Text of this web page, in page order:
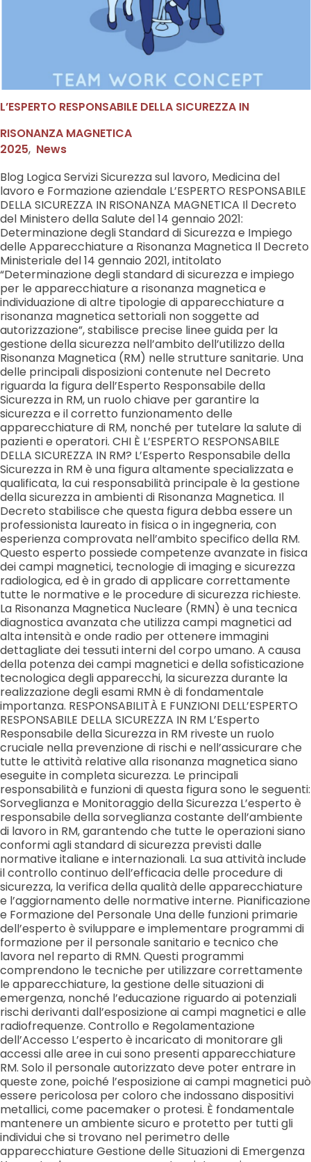
L’ESPERTO RESPONSABILE DELLA SICUREZZA IN
RISONANZA MAGNETICA
2025, News
Blog Logica Servizi Sicurezza sul lavoro, Medicina del
lavoro e Formazione aziendale L’ESPERTO RESPONSABILE
DELLA SICUREZZA IN RISONANZA MAGNETICA Il Decreto
del Ministero della Salute del 14 gennaio 2021:
Determinazione degli Standard di Sicurezza e Impiego
delle Apparecchiature a Risonanza Magnetica Il Decreto
Ministeriale del 14 gennaio 2021, intitolato
“Determinazione degli standard di sicurezza e impiego
per le apparecchiature a risonanza magnetica e
individuazione di altre tipologie di apparecchiature a
risonanza magnetica settoriali non soggette ad
autorizzazione”, stabilisce precise linee guida per la
gestione della sicurezza nell’ambito dell’utilizzo della
Risonanza Magnetica (RM) nelle strutture sanitarie. Una
delle principali disposizioni contenute nel Decreto
riguarda la figura dell’Esperto Responsabile della
Sicurezza in RM, un ruolo chiave per garantire la
sicurezza e il corretto funzionamento delle
apparecchiature di RM, nonché per tutelare la salute di
pazienti e operatori. CHI È L’ESPERTO RESPONSABILE
DELLA SICUREZZA IN RM? L’Esperto Responsabile della
Sicurezza in RM è una figura altamente specializzata e
qualificata, la cui responsabilità principale è la gestione
della sicurezza in ambienti di Risonanza Magnetica. Il
Decreto stabilisce che questa figura debba essere un
professionista laureato in fisica o in ingegneria, con
esperienza comprovata nell’ambito specifico della RM.
Questo esperto possiede competenze avanzate in fisica
dei campi magnetici, tecnologie di imaging e sicurezza
radiologica, ed è in grado di applicare correttamente
tutte le normative e le procedure di sicurezza richieste.
La Risonanza Magnetica Nucleare (RMN) è una tecnica
diagnostica avanzata che utilizza campi magnetici ad
alta intensità e onde radio per ottenere immagini
dettagliate dei tessuti interni del corpo umano. A causa
della potenza dei campi magnetici e della sofisticazione
tecnologica degli apparecchi, la sicurezza durante la
realizzazione degli esami RMN è di fondamentale
importanza. RESPONSABILITÀ E FUNZIONI DELL’ESPERTO
RESPONSABILE DELLA SICUREZZA IN RM L’Esperto
Responsabile della Sicurezza in RM riveste un ruolo
cruciale nella prevenzione di rischi e nell’assicurare che
tutte le attività relative alla risonanza magnetica siano
eseguite in completa sicurezza. Le principali
responsabilità e funzioni di questa figura sono le seguenti:
Sorveglianza e Monitoraggio della Sicurezza L’esperto è
responsabile della sorveglianza costante dell’ambiente
di lavoro in RM, garantendo che tutte le operazioni siano
conformi agli standard di sicurezza previsti dalle
normative italiane e internazionali. La sua attività include
il controllo continuo dell’efficacia delle procedure di
sicurezza, la verifica della qualità delle apparecchiature
e l’aggiornamento delle normative interne. Pianificazione
e Formazione del Personale Una delle funzioni primarie
dell’esperto è sviluppare e implementare programmi di
formazione per il personale sanitario e tecnico che
lavora nel reparto di RMN. Questi programmi
comprendono le tecniche per utilizzare correttamente
le apparecchiature, la gestione delle situazioni di
emergenza, nonché l’educazione riguardo ai potenziali
rischi derivanti dall’esposizione ai campi magnetici e alle
radiofrequenze. Controllo e Regolamentazione
dell’Accesso L’esperto è incaricato di monitorare gli
accessi alle aree in cui sono presenti apparecchiature
RM. Solo il personale autorizzato deve poter entrare in
queste zone, poiché l’esposizione ai campi magnetici può
essere pericolosa per coloro che indossano dispositivi
metallici, come pacemaker o protesi. È fondamentale
mantenere un ambiente sicuro e protetto per tutti gli
individui che si trovano nel perimetro delle
apparecchiature Gestione delle Situazioni di Emergenza